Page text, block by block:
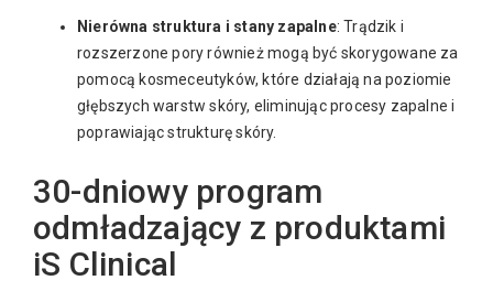
Nierówna struktura i stany zapalne: Trądzik i
rozszerzone pory również mogą być skorygowane za
pomocą kosmeceutyków, które działają na poziomie
głębszych warstw skóry, eliminując procesy zapalne i
poprawiając strukturę skóry.
30-dniowy program
odmładzający z produktami
iS Clinical